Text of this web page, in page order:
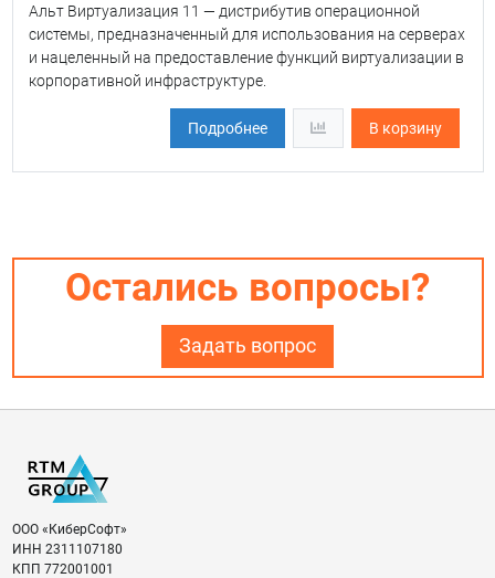
Альт Виртуализация 11 — дистрибутив операционной
системы, предназначенный для использования на серверах
и нацеленный на предоставление функций виртуализации в
корпоративной инфраструктуре.
Подробнее В корзину
Остались вопросы?
Задать вопрос
ООО «КиберСофт»
ИНН 2311107180
КПП 772001001